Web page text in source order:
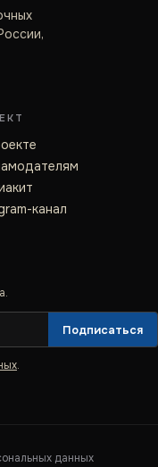
канал
Подписаться
.
данных